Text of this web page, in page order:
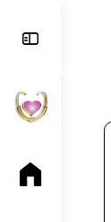
Panel